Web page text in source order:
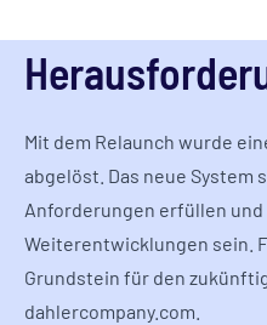
Mit dem Relaunch wurde
abgelöst. Das neue System
Anforderungen erfüllen
Weiterentwicklungen sein.
Grundstein für den
dahlercompany.com.